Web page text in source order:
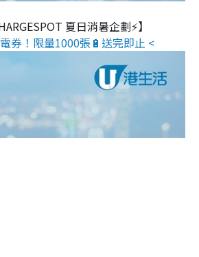
夏日消暑企劃⚡】
券！限量1000張🔋送完即止 <